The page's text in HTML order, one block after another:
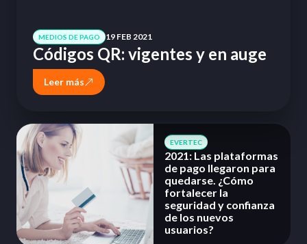
MEDIOS DE PAGO 19 FEB 2021
Códigos QR: vigentes y en auge
Leer más
EVERTEC
2021: Las plataformas
de pago llegaron para
quedarse. ¿Cómo
fortalecer la
seguridad y confianza
de los nuevos
usuarios?